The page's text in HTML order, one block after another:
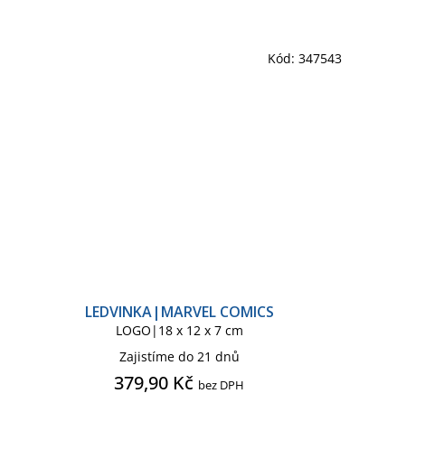
LEDVINKA|MARVEL COMICS
LOGO|18 x 12 x 7 cm
Zajistíme do 21 dnů
379,90 Kč bez DPH
Kód: 347543